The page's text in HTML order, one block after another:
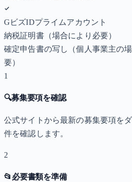
GビズIDプライムアカウント
納税証明書（場合により必要）
確定申告書の写し（個人事業主の場
要）
1
🔍募集要項を確認
公式サイトから最新の募集要項を
件を確認します。
2
📂 必要書類を準備